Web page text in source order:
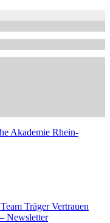
Team TrägerVertrauen
Newsletter